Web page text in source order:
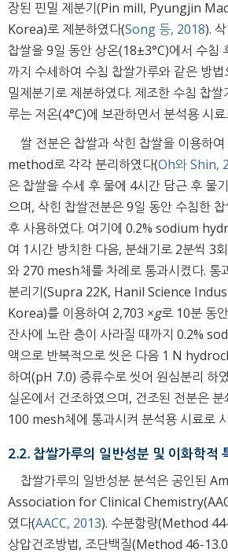
장된 핀밀 제분기(Pin mill, Pyungjin
Korea)로 제분하였다(Song 등, 2018).
찹쌀을 9일 동안 상온(18±3°C)에서 수침
까지 수세하여 수침 찹쌀가루와 같은 방
밀제분기로 제분하였다. 제조한 수침 찹
루는 저온(4°C)에 보관하면서 분석용 시
쌀 전분은 찹쌀과 삭힌 찹쌀을 이용하
method로 각각 분리하였다(Oh와 Shin,
은 찹쌀을 수세 후 물에 4시간 담근 후 물
으며, 삭힌 찹쌀전분은 9일 동안 수침한
후 사용하였다. 여기에 0.2% sodium
여 1시간 방치한 다음, 분쇄기로 2분씩 3
와 270 mesh체를 차례로 통과시켰다. 통
분리기(Supra 22K, Hanil Science
Korea)를 이용하여 2,703 ×g로 10분 동
잔사에 노란 층이 사라질 때까지 0.2%
액으로 반복적으로 씻은 다음 1 N
하여(pH 7.0) 증류수로 씻어 원심분리 하
실온에서 건조하였으며, 건조된 전분은
100 mesh체에 통과시켜 분석용 시료로
2.2. 찹쌀가루의 일반성분 및 이화학적
찹쌀가루의 일반성분 분석은 공인된
Association for Clinical
였다(AACC, 2013). 수분함량(Method
상압건조방법, 조단백질(Method 46-